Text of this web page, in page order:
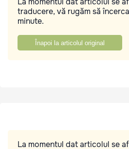
traducere, vă rugăm să
minute.
Înapoi la articolul original
La momentul dat articolul se